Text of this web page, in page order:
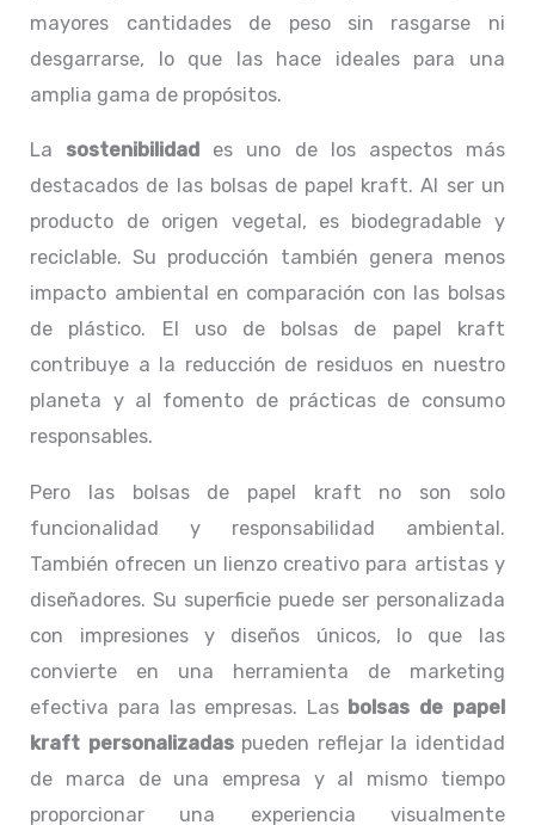
mayores cantidades de peso sin rasgarse ni
desgarrarse, lo que las hace ideales para una
amplia gama de propósitos.
La sostenibilidad
es uno de los aspectos más
destacados de las bolsas de papel kraft. Al ser un
producto de origen vegetal, es biodegradable y
reciclable. Su producción también genera menos
impacto ambiental en comparación con las bolsas
de plástico. El uso de bolsas de papel kraft
contribuye a la reducción de residuos en nuestro
planeta y al fomento de prácticas de consumo
responsables.
Pero las bolsas de papel kraft no son solo
funcionalidad y responsabilidad ambiental.
También ofrecen un lienzo creativo para artistas y
diseñadores. Su superficie puede ser personalizada
con impresiones y diseños únicos, lo que las
convierte en una herramienta de marketing
efectiva para las empresas. Las bolsas de papel
kraft personalizadaspueden reflejar la identidad
de marca de una empresa y al mismo tiempo
proporcionar una experiencia visualmente